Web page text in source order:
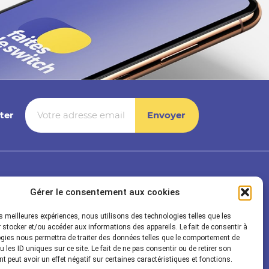
Gérer le consentement aux cookies
meilleures expériences, nous utilisons des technologies telles que les
stocker et/ou accéder aux informations des appareils. Le fait de consentir à
nous permettra de traiter des données telles que le comportement de
les ID uniques sur ce site. Le fait de ne pas consentir ou de retirer son
peut avoir un effet négatif sur certaines caractéristiques et fonctions.
Audit
Rayonnance
Solution technique
Cas Client
Actualités